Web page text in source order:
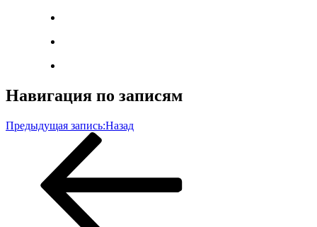
Навигация по записям
Предыдущая запись:Назад